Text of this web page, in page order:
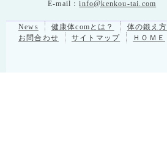
E-mail：info@kenkou-tai.com
News 健康体comとは？ 体の鍛え方
お問合わせ
サイトマップ ＨＯＭＥ